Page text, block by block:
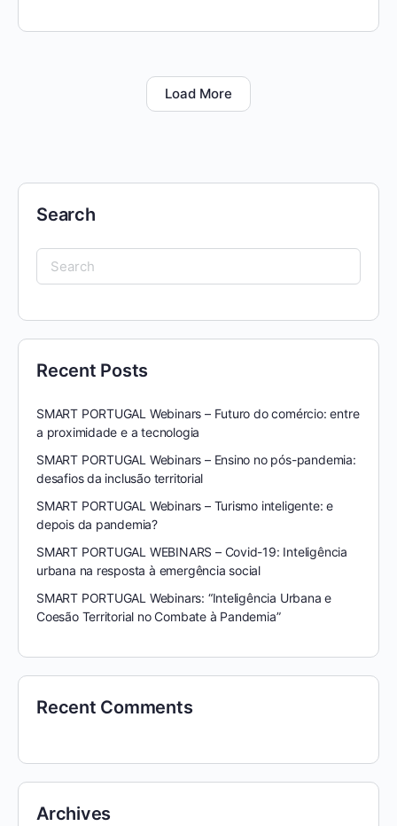
Load More
Search
Search
for:
Recent Posts
SMART PORTUGAL Webinars – Futuro do comércio: entre
a proximidade e a tecnologia
SMART PORTUGAL Webinars – Ensino no pós-pandemia:
desafios da inclusão territorial
SMART PORTUGAL Webinars – Turismo inteligente: e
depois da pandemia?
SMART PORTUGAL WEBINARS – Covid-19: Inteligência
urbana na resposta à emergência social
SMART PORTUGAL Webinars: “Inteligência Urbana e
Coesão Territorial no Combate à Pandemia”
Recent Comments
Archives